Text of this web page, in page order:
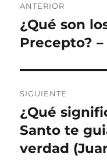
de
entradas
ANTERIOR
Entrada
anterior:
¿Qué son
Precepto?
SIGUIENTE
Entrada
siguiente:
¿Qué
Santo te
verdad